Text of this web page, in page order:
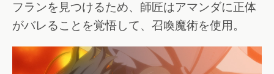
フランを見つけるため、師匠はアマンダに正体
がバレることを覚悟して、召喚魔術を使用。